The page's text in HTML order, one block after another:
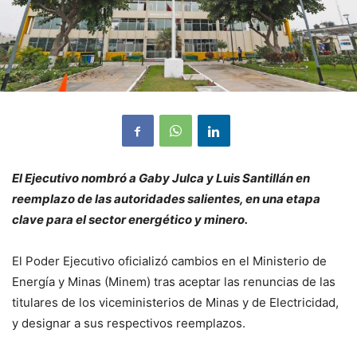
El Ejecutivo nombró a Gaby Julca y Luis Santillán en
reemplazo de las autoridades salientes, en una etapa
clave para el sector energético y minero.
El Poder Ejecutivo oficializó cambios en el Ministerio de
Energía y Minas (Minem) tras aceptar las renuncias de las
titulares de los viceministerios de Minas y de Electricidad,
y designar a sus respectivos reemplazos.